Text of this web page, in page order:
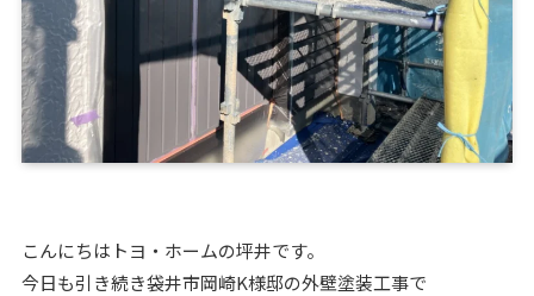
こんにちはトヨ・ホームの坪井です。
今日も引き続き袋井市岡崎K様邸の外壁塗装工事で